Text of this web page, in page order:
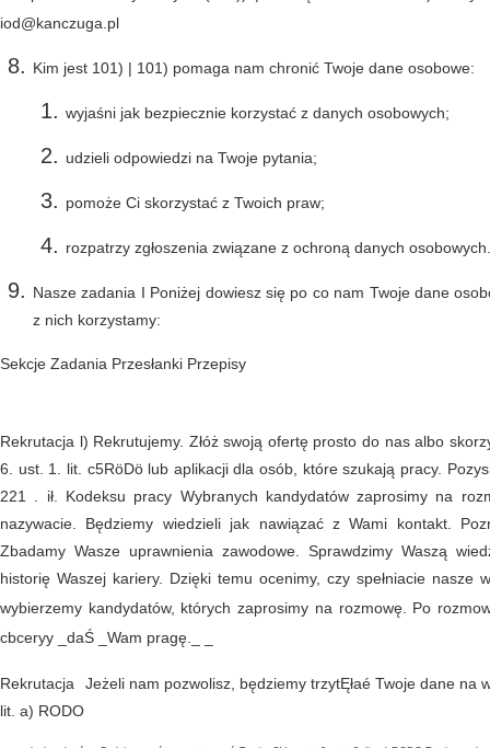
iod@kanczuga.pl
Kim jest 101) | 101) pomaga nam chronić Twoje dane osobowe:
wyjaśni jak bezpiecznie korzystać z danych osobowych;
udzieli odpowiedzi na Twoje pytania;
pomoże Ci skorzystać z Twoich praw;
rozpatrzy zgłoszenia związane z ochroną danych osobowych.
Nasze zadania I Poniżej dowiesz się po co nam Twoje dane
z nich korzystamy:
Sekcje Zadania Przesłanki Przepisy
Rekrutacja l) Rekrutujemy. Złóż swoją ofertę prosto do nas albo
6. ust. 1. lit. c5RöDö lub aplikacji dla osób, które szukają pracy.
221
. ił. Kodeksu pracy Wybranych kandydatów zaprosimy na
nazywacie. Będziemy wiedzieli jak nawiązać z Wami kontakt.
Zbadamy Wasze uprawnienia zawodowe. Sprawdzimy Waszą
historię Waszej kariery. Dzięki temu ocenimy, czy spełniacie nasze
wybierzemy kandydatów, których zaprosimy na rozmowę. Po
cbceryy _daŚ _Wam pragę._ _
Rekrutacja
Jeżeli nam pozwolisz, będziemy trzytĘłaé Twoje dane na
lit. a) RODO